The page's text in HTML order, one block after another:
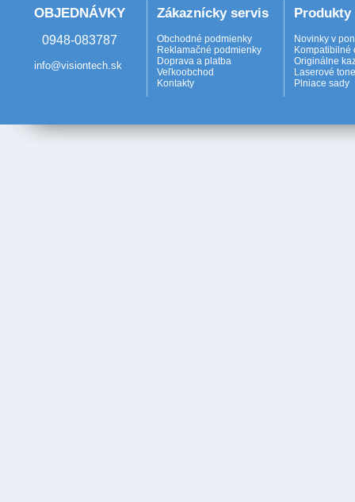
OBJEDNÁVKY
0948-083787
info@visiontech.sk
Zákaznícky servis
Obchodné podmienky
Reklamačné podmienky
Doprava a platba
Veľkoobchod
Kontakty
Produkty
Novinky v
Kompatibilné
Originálne
Laserové
Plniace sady